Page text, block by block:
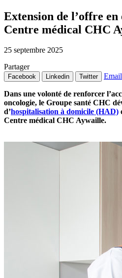
Extension de l’offre en
Centre médical CHC
25 septembre 2025
Partager
Facebook Linkedin Twitter Email
Dans une volonté de renforcer
oncologie, le Groupe santé CHC
d’hospitalisation à domicile (HAD)
Centre médical CHC Aywaille.